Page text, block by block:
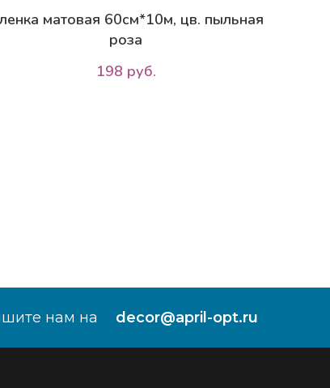
матовая 60см*10м, цв. пыльная
роза
198 руб.
нам на decor@april-opt.ru